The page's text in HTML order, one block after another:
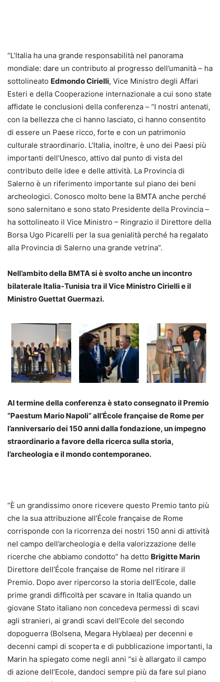
“L’Italia ha una grande responsabilità nel panorama
mondiale: dare un contributo al progresso dell’umanità – ha
sottolineato Edmondo Cirielli, Vice Ministro degli Affari
Esteri e della Cooperazione internazionale a cui sono state
affidate le conclusioni della conferenza – “I nostri antenati,
con la bellezza che ci hanno lasciato, ci hanno consentito
di essere un Paese ricco, forte e con un patrimonio
culturale straordinario. L’Italia, inoltre, è uno dei Paesi più
importanti dell’Unesco, attivo dal punto di vista del
contributo delle idee e delle attività. La Provincia di
Salerno è un riferimento importante sul piano dei beni
archeologici. Conosco molto bene la BMTA anche perché
sono salernitano e sono stato Presidente della Provincia –
ha sottolineato il Vice Ministro – Ringrazio il Direttore della
Borsa Ugo Picarelli per la sua genialità perché ha regalato
alla Provincia di Salerno una grande vetrina”.
Nell’ambito della BMTA si è svolto anche un incontro
bilaterale Italia-Tunisia tra il Vice Ministro Cirielli e il
Ministro Guettat Guermazi.
Al termine della conferenza è stato consegnato il Premio
“Paestum Mario Napoli” all’École française de Rome per
l’anniversario dei 150 anni dalla fondazione, un impegno
straordinario a favore della ricerca sulla storia,
l’archeologia e il mondo contemporaneo.
“È un grandissimo onore ricevere questo Premio tanto più
che la sua attribuzione all’École française de Rome
corrisponde con la ricorrenza dei nostri 150 anni di attività
nel campo dell’archeologia e della valorizzazione delle
ricerche che abbiamo condotto” ha detto Brigitte Marin
Direttore dell’École française de Rome nel ritirare il
Premio. Dopo aver ripercorso la storia dell’Ecole, dalle
prime grandi difficoltà per scavare in Italia quando un
giovane Stato italiano non concedeva permessi di scavi
agli stranieri, ai grandi scavi dell’Ecole del secondo
dopoguerra (Bolsena, Megara Hyblaea) per decenni e
decenni campi di scoperta e di pubblicazione importanti, la
Marin ha spiegato come negli anni “si è allargato il campo
di azione dell’Ecole, dandoci sempre più da fare sul piano